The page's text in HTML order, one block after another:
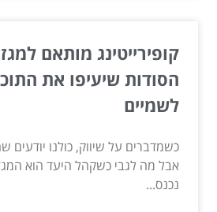
קופירייטינג מותאם
הסודות שיעיפו את
לשמיים
כשמדברים על שיווק, כולנו יודעים
אבל מה לגבי כשקהל היעד הוא
נכנס...